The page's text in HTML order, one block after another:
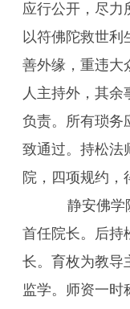
应行公开，尽力
以符佛陀救世利
善外缘，重违大
人主持外，其余
负责。所有琐务
致通过。持松法
院，四项规约，
静安佛学院
首任院长。后持
长。育枚为教导
监学。师资一时